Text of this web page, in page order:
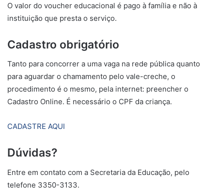
O valor do voucher educacional é pago à família e não à
instituição que presta o serviço.
Cadastro obrigatório
Tanto para concorrer a uma vaga na rede pública quanto
para aguardar o chamamento pelo vale-creche, o
procedimento é o mesmo, pela internet: preencher o
Cadastro Online. É necessário o CPF da criança.
CADASTRE AQUI
Dúvidas?
Entre em contato com a Secretaria da Educação, pelo
telefone 3350-3133.